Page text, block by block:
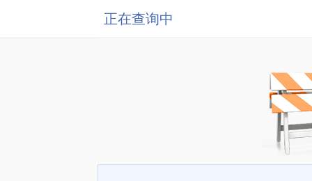
正在查询中